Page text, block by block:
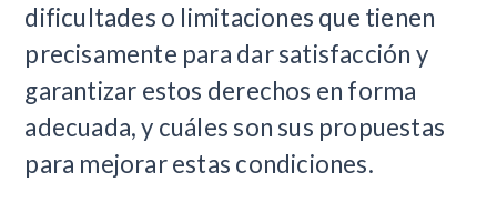
dificultades o limitaciones que tienen
precisamente para dar satisfacción y
garantizar estos derechos en forma
adecuada, y cuáles son sus propuestas
para mejorar estas condiciones.